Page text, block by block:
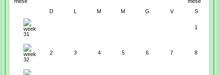
D L M M G V S
1
2 3 4 5 6 7 8